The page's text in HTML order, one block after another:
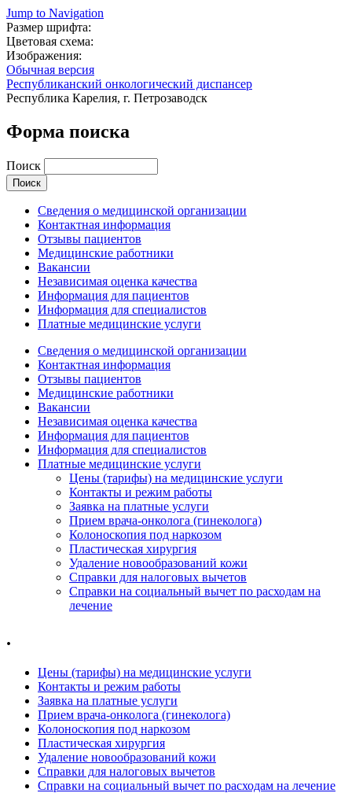
Jump to Navigation
Размер шрифта:
Цветовая схема:
Изображения:
Обычная версия
Республиканский онкологический диспансер
Республика Карелия, г. Петрозаводск
Форма поиска
Поиск
Сведения о медицинской организации
Контактная информация
Отзывы пациентов
Медицинские работники
Вакансии
Независимая оценка качества
Информация для пациентов
Информация для специалистов
Платные медицинские услуги
Сведения о медицинской организации
Контактная информация
Отзывы пациентов
Медицинские работники
Вакансии
Независимая оценка качества
Информация для пациентов
Информация для специалистов
Платные медицинские услуги
Цены (тарифы) на медицинские услуги
Контакты и режим работы
Заявка на платные услуги
Прием врача-онколога (гинеколога)
Колоноскопия под наркозом
Пластическая хирургия
Удаление новообразований кожи
Справки для налоговых вычетов
Справки на социальный вычет по расходам на
лечение
.
Цены (тарифы) на медицинские услуги
Контакты и режим работы
Заявка на платные услуги
Прием врача-онколога (гинеколога)
Колоноскопия под наркозом
Пластическая хирургия
Удаление новообразований кожи
Справки для налоговых вычетов
Справки на социальный вычет по расходам на лечение